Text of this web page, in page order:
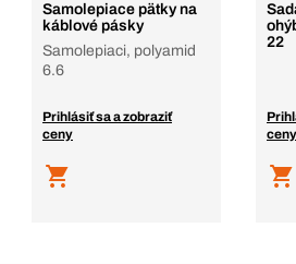
Samolepiace pätky na
káblové pásky
Samolepiaci, polyamid
6.6
Prihlásiť sa a zobraziť
ceny
22
ceny